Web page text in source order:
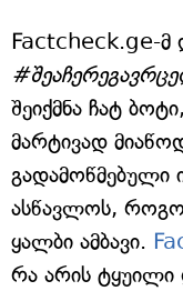
Factcheck.ge-მ
შეიქმნა ჩატ ბოტი,
მარტივად
გადამოწმებული
ასწავლოს,
ყალბი ამბავი.
რა არის ტყუილი